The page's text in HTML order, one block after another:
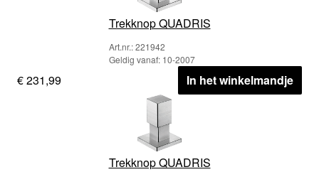
Trekknop QUADRIS
Art.nr.: 221942
Geldig vanaf: 10-2007
€ 231,99 In het winkelmandje
Trekknop QUADRIS